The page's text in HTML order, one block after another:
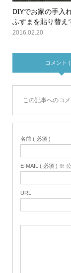
DIYでお家の手入
ふすまを貼り替え
2016.02.20
コメント
この記事へのコ
名前 ( 必須 )
E-MAIL ( 必須 ) ※
URL